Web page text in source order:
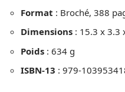
Format : Broché, 388
Dimensions : 15.3 x 3.3
Poids : 634 g
ISBN-13 : 979-